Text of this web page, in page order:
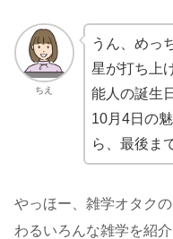
ちえ
うん、めっ
星が打ち上
能人の誕生
10月4日の
ら、最後ま
やっほー、雑学オタク
わるいろんな雑学を紹